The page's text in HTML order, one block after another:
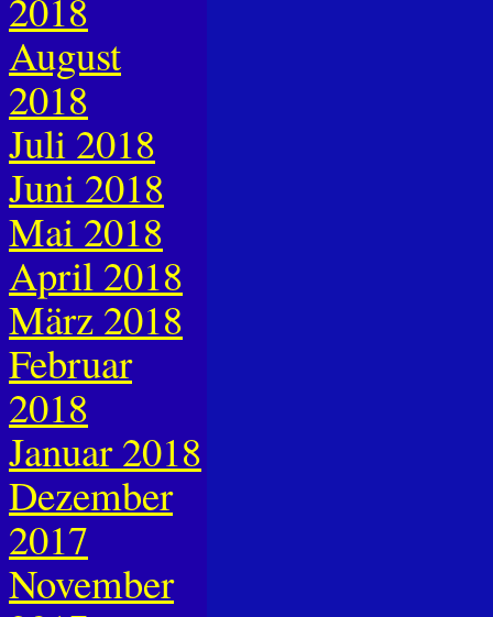
August
2018
Juli 2018
Juni 2018
Mai 2018
April 2018
März 2018
Februar
2018
Januar 2018
Dezember
2017
November